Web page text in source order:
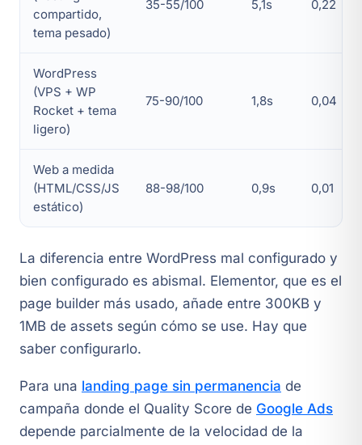
compartido,
tema pesado)
35-55/100 5,1s 0,22
WordPress
(VPS + WP
Rocket + tema
ligero)
75-90/100 1,8s 0,04
Web a medida
(HTML/CSS/JS
estático)
88-98/100 0,9s 0,01
La diferencia entre WordPress mal configurado y
bien configurado es abismal. Elementor, que es el
page builder más usado, añade entre 300KB y
1MB de assets según cómo se use. Hay que
saber configurarlo.
Para una landing page sin permanencia de
campaña donde el Quality Score de Google Ads
depende parcialmente de la velocidad de la